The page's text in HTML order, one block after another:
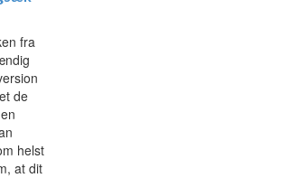
fra
de
helst
at dit